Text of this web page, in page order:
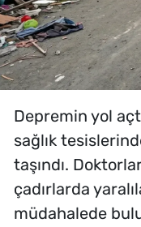
Depremin yol
sağlık
taşındı.
çadırlarda
müdahalede